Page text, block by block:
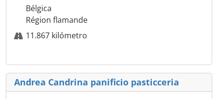
Bélgica
Région flamande
11.867 kilómetro
Andrea Candrina panificio pasticceria